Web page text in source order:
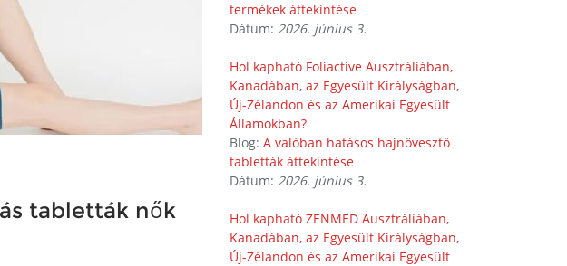
tabletták nők
termékek áttekintése
Dátum: 2026. június 3.
Hol kapható Foliactive Ausztráliában,
Kanadában, az Egyesült Királyságban,
Új-Zélandon és az Amerikai Egyesült
Államokban?
Blog: A valóban hatásos hajnövesztő
tabletták áttekintése
Dátum: 2026. június 3.
Hol kapható ZENMED Ausztráliában,
Kanadában, az Egyesült Királyságban,
Új-Zélandon és az Amerikai Egyesült